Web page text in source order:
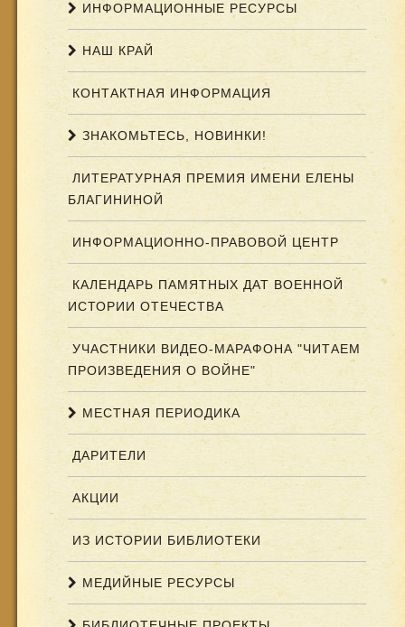
ИНФОРМАЦИОННЫЕ РЕСУРСЫ
НАШ КРАЙ
КОНТАКТНАЯ ИНФОРМАЦИЯ
ЗНАКОМЬТЕСЬ, НОВИНКИ!
ЛИТЕРАТУРНАЯ ПРЕМИЯ ИМЕНИ ЕЛЕНЫ
БЛАГИНИНОЙ
ИНФОРМАЦИОННО-ПРАВОВОЙ ЦЕНТР
КАЛЕНДАРЬ ПАМЯТНЫХ ДАТ ВОЕННОЙ
ИСТОРИИ ОТЕЧЕСТВА
УЧАСТНИКИ ВИДЕО-МАРАФОНА "ЧИТАЕМ
ПРОИЗВЕДЕНИЯ О ВОЙНЕ"
МЕСТНАЯ ПЕРИОДИКА
ДАРИТЕЛИ
АКЦИИ
ИЗ ИСТОРИИ БИБЛИОТЕКИ
МЕДИЙНЫЕ РЕСУРСЫ